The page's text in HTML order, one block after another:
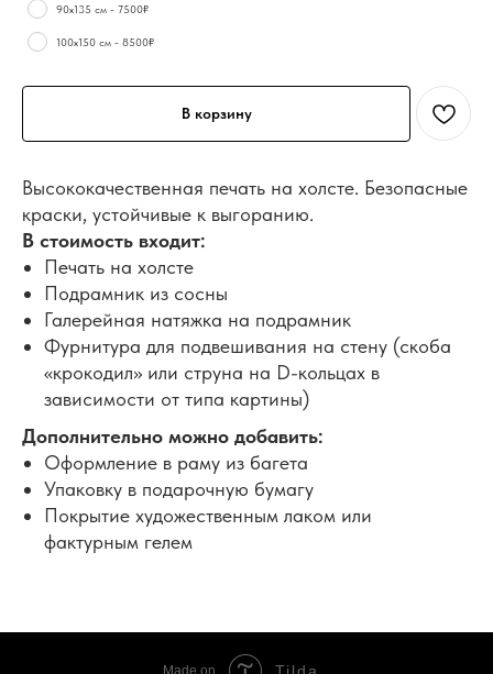
90х135 см - 7500₽
100х150 см - 8500₽
В корзину
Высококачественная печать на холсте. Безопасные
краски, устойчивые к выгоранию.
В стоимость входит:
Печать на холсте
Подрамник из сосны
Галерейная натяжка на подрамник
Фурнитура для подвешивания на стену (скоба
«крокодил» или струна на D-кольцах в
зависимости от типа картины)
Дополнительно можно добавить:
Оформление в раму из багета
Упаковку в подарочную бумагу
Покрытие художественным лаком или
фактурным гелем